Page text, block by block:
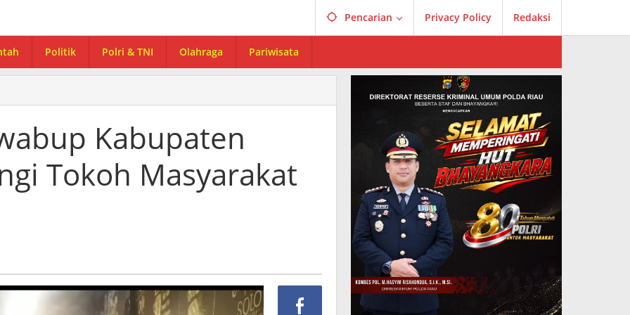
Pencarian Privacy Policy Redaksi
Politik Polri & TNI Olahraga Pariwisata
Kabupaten
Tokoh Masyarakat